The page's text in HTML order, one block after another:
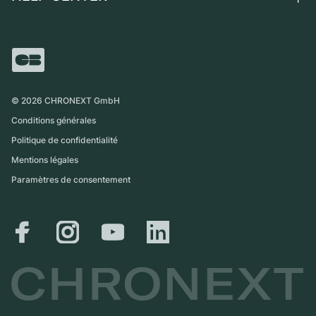
International
Magazine
Retrait sur place
© 2026 CHRONEXT GmbH
Conditions générales
Politique de confidentialité
Mentions légales
Paramètres de consentement